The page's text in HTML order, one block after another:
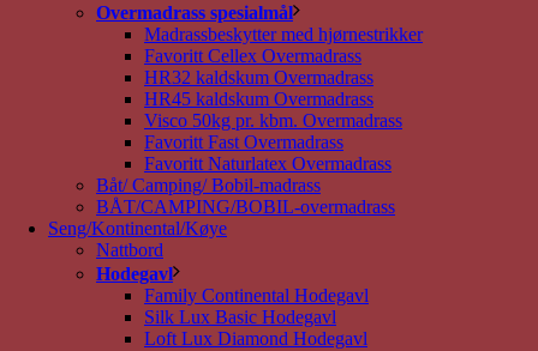
Overmadrass spesialmål
Madrassbeskytter med hjørnestrikker
Favoritt Cellex Overmadrass
HR32 kaldskum Overmadrass
HR45 kaldskum Overmadrass
Visco 50kg pr. kbm. Overmadrass
Favoritt Fast Overmadrass
Favoritt Naturlatex Overmadrass
Båt/ Camping/ Bobil-madrass
BÅT/CAMPING/BOBIL-overmadrass
Seng/Kontinental/Køye
Nattbord
Hodegavl
Family Continental Hodegavl
Silk Lux Basic Hodegavl
Loft Lux Diamond Hodegavl